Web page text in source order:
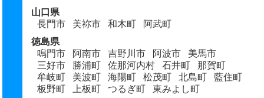
山口県
長門市
美祢市 和木町
阿武町
徳島県
鳴門市
阿南市 吉野川市 阿波市
美馬市
三好市
勝浦町 佐那河内村 石井町
那賀町
牟岐町
美波町 海陽町 松茂町 北島町
藍住町
板野町
上板町 つるぎ町
東みよし町